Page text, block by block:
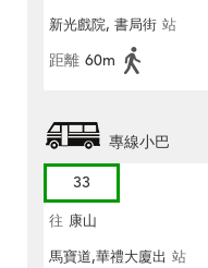
新光戲院, 書局街 站
距離 60m
專線小巴
33
往 康山
馬寶道,華禮大廈出 站